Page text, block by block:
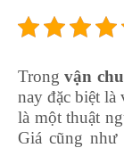
Trongvận
nay đặc biệt là
là một thuật
Giá cũng như